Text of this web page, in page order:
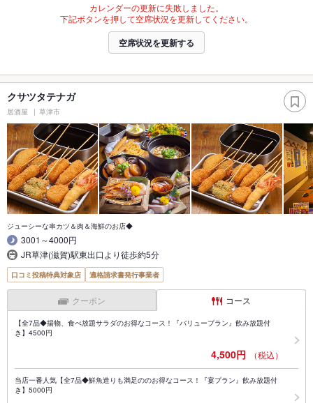
カレンダーの更新に失敗しました。
下記ボタンを押して空席状況を更新してください。
空席状況を更新する
クサツタテナガ
居酒屋 草津市
ジューシーな串カツ＆肉＆海鮮のお店◆
3001～4000円
JR草津(滋賀)駅東出口より徒歩約5分
口コミ投稿特典対象店 適格請求書発行事業者
クーポン コース
【全7品◆揚物、食べ放題サラダのお得なコース！『バリュープラン』飲み放題付
き】4500円
4,500円 （税込）
当店一番人気【全7品◆鮮魚造りも満足ののお得なコース！『宴プラン』飲み放題付
き】5000円